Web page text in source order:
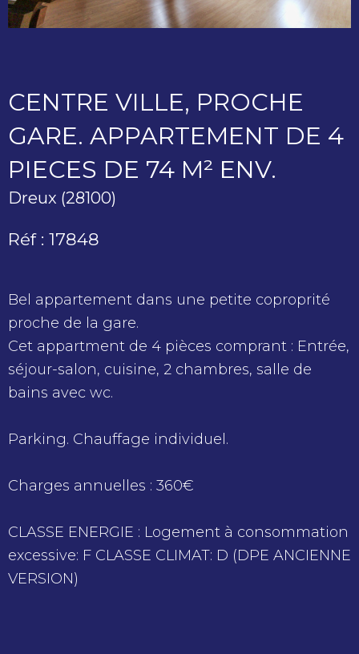
CENTRE VILLE, PROCHE
GARE. APPARTEMENT DE 4
PIECES DE 74 M² ENV.
Dreux (28100)
Réf : 17848
Bel appartement dans une petite coproprité
proche de la gare.
Cet appartment de 4 pièces comprant : Entrée,
séjour-salon, cuisine, 2 chambres, salle de
bains avec wc.
Parking. Chauffage individuel.
Charges annuelles : 360€
CLASSE ENERGIE : Logement à consommation
excessive: F CLASSE CLIMAT: D (DPE ANCIENNE
VERSION)